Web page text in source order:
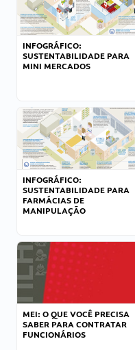
INFOGRÁFICO:
SUSTENTABILIDADE PARA
MINI MERCADOS
INFOGRÁFICO:
SUSTENTABILIDADE PARA
FARMÁCIAS DE
MANIPULAÇÃO
MEI: O QUE VOCÊ PRECISA
SABER PARA CONTRATAR
FUNCIONÁRIOS